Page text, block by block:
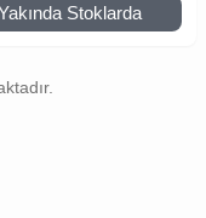
Stoklarda